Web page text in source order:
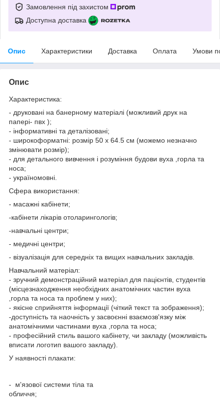
Замовлення під захистом
Доступна доставка
Опис Характеристики Доставка Оплата Умови
Опис
Характеристика:
- друковані на банерному матеріалі (можливий друк на
папері- пвх );
- інформативні та деталізовані;
- широкоформатні: розмір 50 x 64.5 см (можемо незначно
змінювати розмір);
- для детального вивчення і розуміння будови вуха ,горла та
носа;
- україномовні.
Сфера використання:
- масажні кабінети;
-кабінети лікарів отоларингологів;
-навчальні центри;
- медичні центри;
- візуалізація для середніх та вищих навчальних закладів.
Навчальний матеріал:
- зручний демонстраційний матеріал для пацієнтів, студентів
(місцезнаходження необхідних анатомічних частин вуха
,горла та носа та проблем у них);
- якісне сприйняття інформації (чіткий текст та зображення);
-доступність та наочність у засвоєнні взаємозв'язку між
анатомічними частинами вуха ,горла та носа;
- професійний стиль вашого кабінету, чи закладу (можливість
вписати логотип вашого закладу).
У наявності плакати:
- м'язової системи тіла та
обличчя;